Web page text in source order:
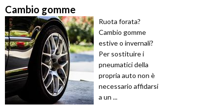
Cambio gomme
Ruota forata?
Cambio gomme
estive o invernali?
Per sostituire i
pneumatici della
propria auto non è
necessario affidarsi
a un ...